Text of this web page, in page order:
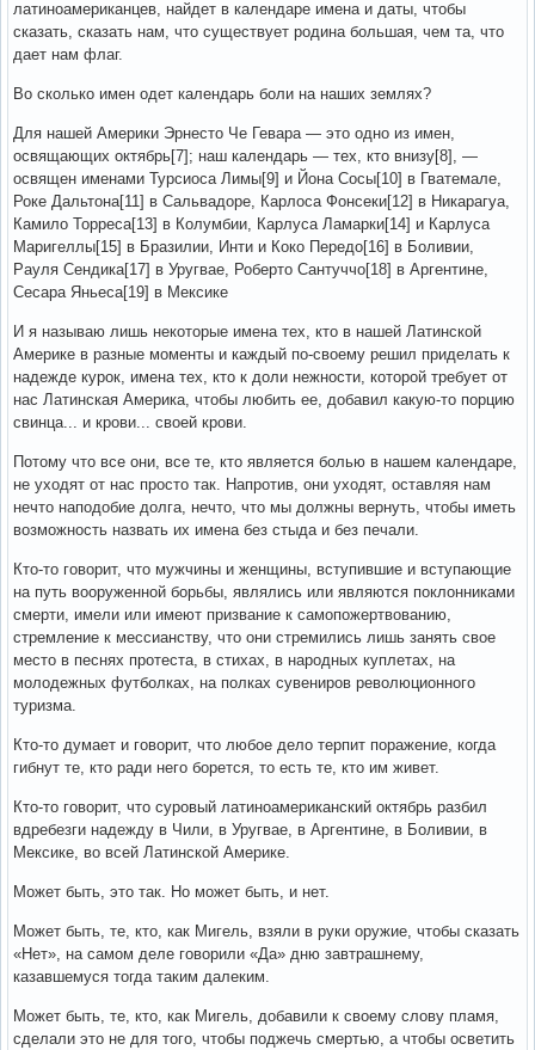
латиноамериканцев, найдет в календаре имена и даты, чтобы
сказать, сказать нам, что существует родина бoльшая, чем та, что
дает нам флаг.
Во сколько имен одет календарь боли на наших землях?
Для нашей Америки Эрнесто Че Гевара — это одно из имен,
освящающих октябрь[7]; наш календарь — тех, кто внизу[8], —
освящен именами Турсиоса Лимы[9] и Йона Сосы[10] в Гватемале,
Роке Дальтона[11] в Сальвадоре, Карлоса Фонсеки[12] в Никарагуа,
Камило Торреса[13] в Колумбии, Карлуса Ламарки[14] и Карлуса
Маригеллы[15] в Бразилии, Инти и Коко Передо[16] в Боливии,
Рауля Сендика[17] в Уругвае, Роберто Сантуччо[18] в Аргентине,
Сесара Яньеса[19] в Мексике
И я называю лишь некоторые имена тех, кто в нашей Латинской
Америке в разные моменты и каждый по-своему решил приделать к
надежде курок, имена тех, кто к доли нежности, которой требует от
нас Латинская Америка, чтобы любить ее, добавил какую-то порцию
свинца... и крови... своей крови.
Потому что все они, все те, кто является болью в нашем календаре,
не уходят от нас просто так. Напротив, они уходят, оставляя нам
нечто наподобие долга, нечто, что мы должны вернуть, чтобы иметь
возможность назвать их имена без стыда и без печали.
Кто-то говорит, что мужчины и женщины, вступившие и вступающие
на путь вооруженной борьбы, являлись или являются поклонниками
смерти, имели или имеют призвание к самопожертвованию,
стремление к мессианству, что они стремились лишь занять свое
место в песнях протеста, в стихах, в народных куплетах, на
молодежных футболках, на полках сувениров революционного
туризма.
Кто-то думает и говорит, что любое дело терпит поражение, когда
гибнут те, кто ради него борется, то есть те, кто им живет.
Кто-то говорит, что суровый латиноамериканский октябрь разбил
вдребезги надежду в Чили, в Уругвае, в Аргентине, в Боливии, в
Мексике, во всей Латинской Америке.
Может быть, это так. Но может быть, и нет.
Может быть, те, кто, как Мигель, взяли в руки оружие, чтобы сказать
«Нет», на самом деле говорили «Да» дню завтрашнему,
казавшемуся тогда таким далеким.
Может быть, те, кто, как Мигель, добавили к своему слову пламя,
сделали это не для того, чтобы поджечь смертью, а чтобы осветить